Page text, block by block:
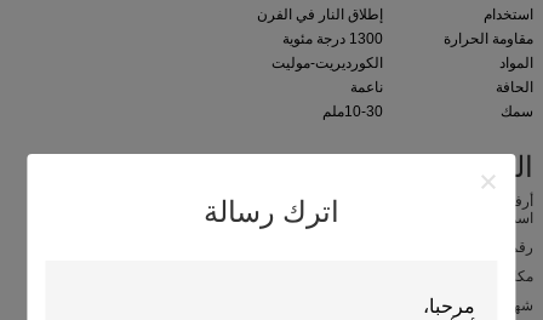
اترك رسالة
استخدام
إطلاق النار في الفرن
مقاومة الحرارة
1300 درجة مئوية
المواد
الكورديريت-موليت
الحافة
ناعمة
سمك
10-30ملم
التطبيقات:
أرفف المواقد الكورديريت - مثالية للطهي في درجات حرارة عالية
اسم العلامة التجارية: KAMTAI
رقم الطراز: KTJQS
مكان المنشأ: الصين
شهادة: ISO 9001